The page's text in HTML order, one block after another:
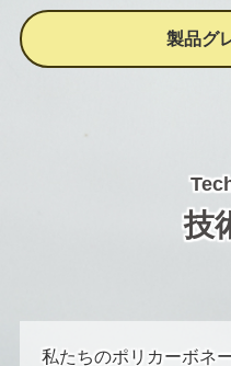
製品グ
技
私たちのポリカーボネ